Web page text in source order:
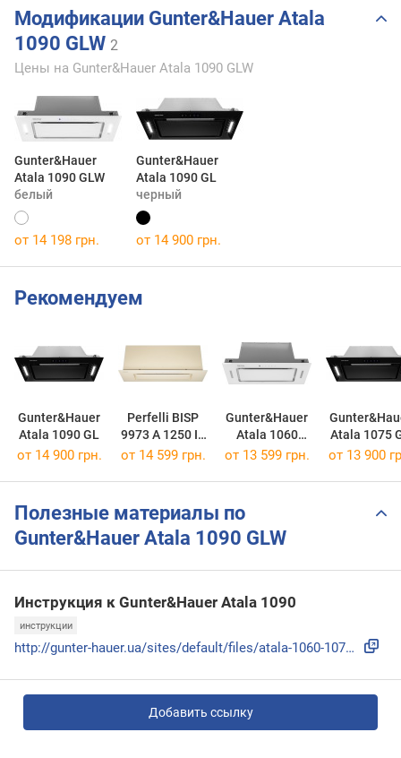
Модификации Gunter&Hauer Atala
1090 GLW 2
Цены на Gunter&Hauer Atala 1090 GLW
Gunter&Hauer
Atala 1090 GLW
белый
Gunter&Hauer
Atala 1090 GL
черный
от 14 198 грн. от 14 900 грн.
Рекомендуем
Gunter&Hauer
Atala 1090 GL
Perfelli BISP
9973 A 1250 IV
LED Strip
Gunter&Hauer
Atala 1060
GLW
Atala 1075
от 14 900 грн. от 14 599 грн. от 13 599 грн. от 13 900
Полезные материалы по
Gunter&Hauer Atala 1090 GLW
Инструкция к Gunter&Hauer Atala 1090
инструкции
http://gunter-hauer.ua/sites/default/files/atala-1060-1075-...
Добавить ссылку